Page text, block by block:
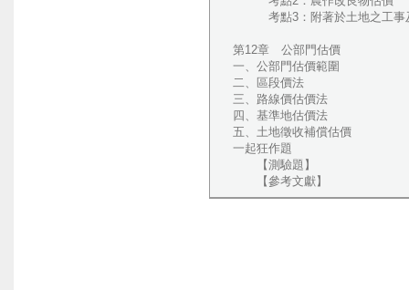
考點3：附著於土地之工事
第12章 公部門估價
一、公部門估價範圍
二、區段價法
三、路線價估價法
四、基準地估價法
五、土地徵收補償估價
一起狂作題
【測驗題】
【參考文獻】